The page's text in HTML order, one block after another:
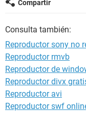
Compartir
Consulta también:
Reproductor sony no
Reproductor rmvb
Reproductor de
Reproductor divx
Reproductor avi
Reproductor swf